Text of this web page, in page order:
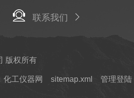
联系我们
版权所有
化工仪器网 sitemap.xml 管理登陆